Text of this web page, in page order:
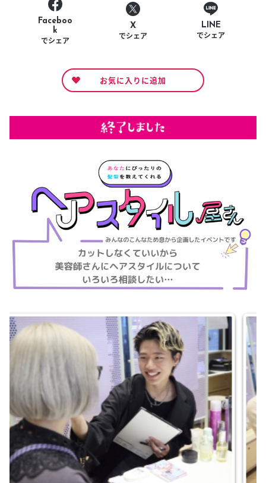
Faceboo
k
でシェア
X
でシェア
LINE
でシェア
お気に入りに追加